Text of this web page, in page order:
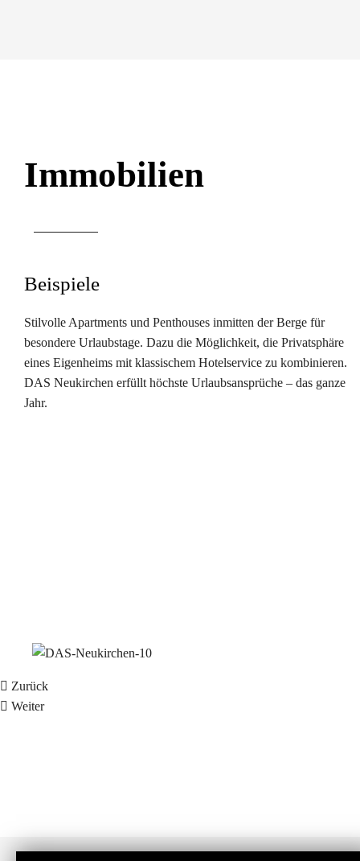
Immobilien
Beispiele
Stilvolle Apartments und Penthouses inmitten der Berge für
besondere Urlaubstage. Dazu die Möglichkeit, die Privatsphäre
eines Eigenheims mit klassischem Hotelservice zu kombinieren.
DAS Neukirchen erfüllt höchste Urlaubsansprüche – das ganze
Jahr.
Zurück
Weiter